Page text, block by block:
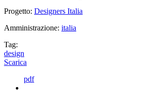
Progetto: Designers Italia
Amministrazione: italia
Tag:
design
Scarica
pdf